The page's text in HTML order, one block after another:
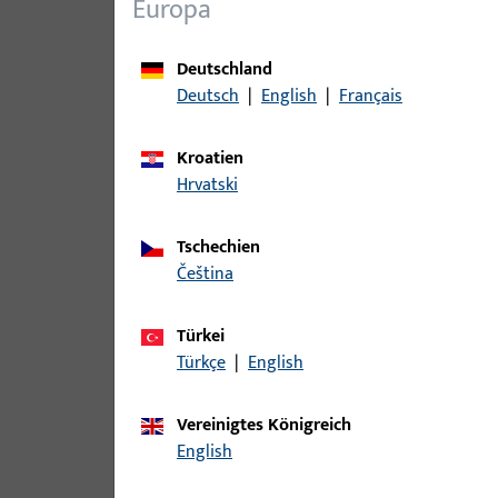
Varianten
Zu diesem Produkt gibt es folgende Varianten:
Artikel
B 9000 0195 | SCHLIESSBLECH-L-
B 9000 0203 | SCHLIESSBLECH-L-
Europa
Deutschland
Deutsch | English | Français
Kroatien
Hrvatski
Tschechien
čeština
Türkei
Türkçe | English
Vereinigtes Königreich
English